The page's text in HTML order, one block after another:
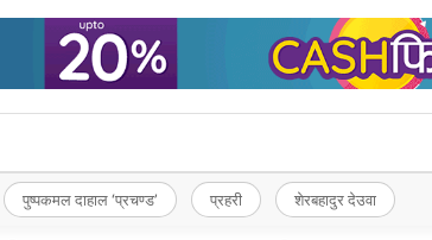
पुष्पकमल दाहाल ‘प्रचण्ड’ प्रहरी शेरबहादुर देउवा